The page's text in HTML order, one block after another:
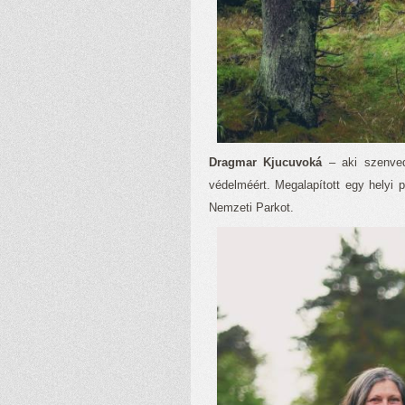
Dragmar Kjucuvoká– aki
védelméért. Megalapított egy helyi
Nemzeti Parkot.